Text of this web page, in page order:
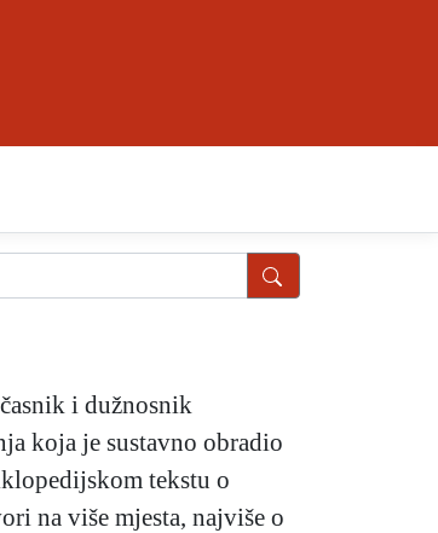
i dužnosnik
koja je sustavno obradio
tekstu o
na više mjesta, najviše o